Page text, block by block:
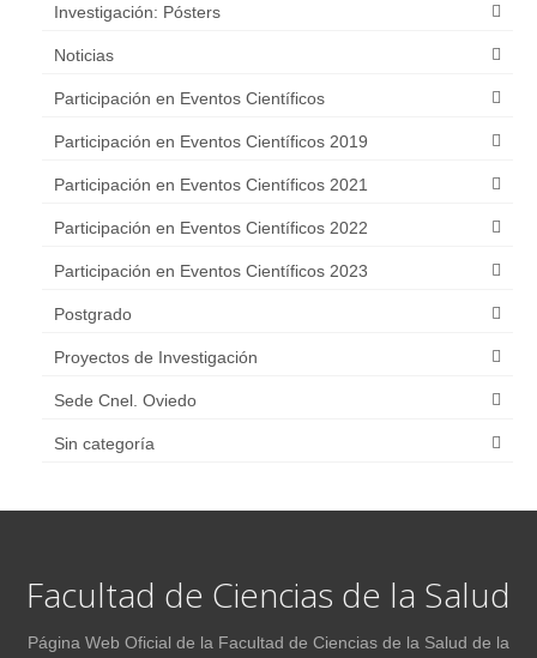
Investigación: Pósters
Noticias
Participación en Eventos Científicos
Participación en Eventos Científicos 2019
Participación en Eventos Científicos 2021
Participación en Eventos Científicos 2022
Participación en Eventos Científicos 2023
Postgrado
Proyectos de Investigación
Sede Cnel. Oviedo
Sin categoría
Facultad de Ciencias de la Salud
Página Web Oficial de la Facultad de Ciencias de la Salud de la